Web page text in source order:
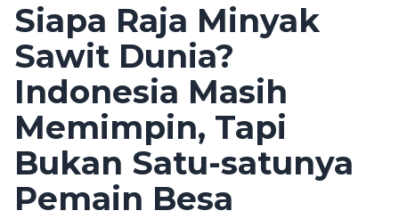
Siapa Raja Minyak
Sawit Dunia?
Indonesia Masih
Memimpin, Tapi
Bukan Satu-satunya
Pemain Besa